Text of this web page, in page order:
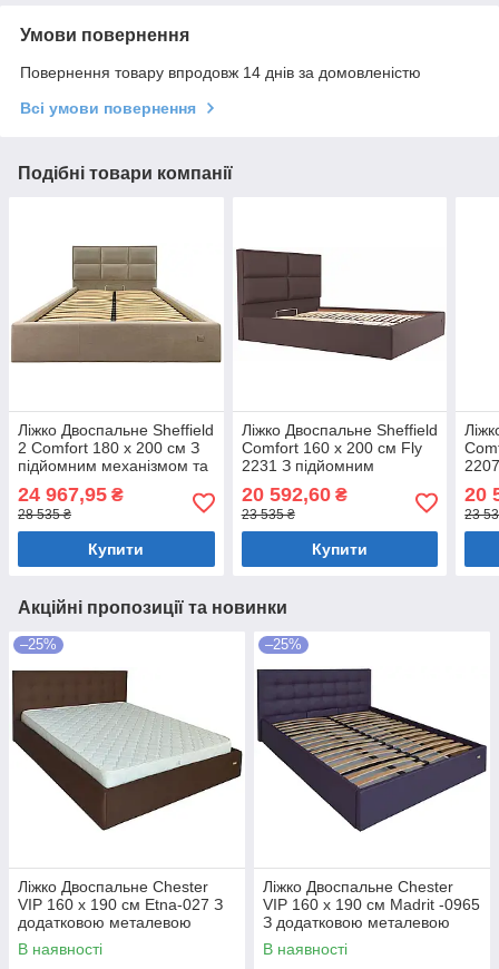
Умови повернення
Повернення товару впродовж 14 днів за домовленістю
Всі умови повернення
Подібні товари компанії
Ліжко Двоспальне Sheffield
2 Comfort 180 х 200 см З
підйомним механізмом та
нішою для білизни Сірий
24 967,95 ₴
28 535 ₴
Купити
Ліжко Двоспальне Sheffield
Comfort 160 х 200 см Fly
2231 З підйомним
механізмом та нішою для
білизни Темно-коричневий
20 592,60₴
23 535 ₴
Купити
20
23
Акційні пропозиції та новинки
–25%
Ліжко Двоспальне Chester
VIP 160 х 190 см Etna-027 З
додатковою металевою
цільнозварною рамою
Коричневий
В наявності
–25%
Ліжко Двоспальне Chester
VIP 160 х 190 см Madrit -0965
З додатковою металевою
цільнозварною рамою
Фіолетовий
В наявності